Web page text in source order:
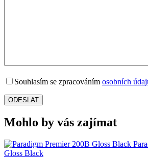
Souhlasím se zpracováním osobních
Mohlo by vás zajímat
Gloss Black